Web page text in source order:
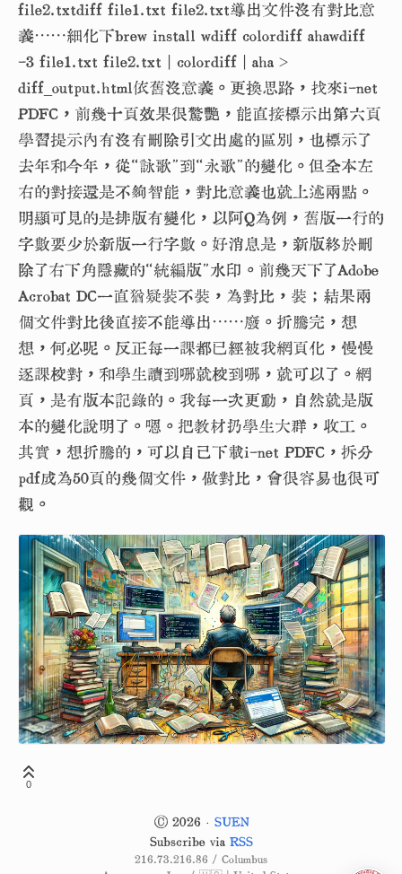
file2.txtdiff file1.txt file2.txt導出文件沒有對比意
義⋯⋯細化下brew install wdiff colordiff ahawdiff
-3 file1.txt file2.txt | colordiff | aha >
diff_output.html依舊沒意義。更換思路，找來i-net
PDFC，前幾十頁效果很驚艷，能直接標示出第六頁
學習提示內有沒有刪除引文出處的區別，也標示了
去年和今年，從“詠歌”到“永歌”的變化。但全本左
右的對接還是不夠智能，對比意義也就上述兩點。
明顯可見的是排版有變化，以阿Q為例，舊版一行的
字數要少於新版一行字數。好消息是，新版終於刪
除了右下角隱藏的“統編版”水印。前幾天下了Adobe
Acrobat DC一直猶疑裝不裝，為對比，裝；結果兩
個文件對比後直接不能導出⋯⋯廢。折騰完，想
想，何必呢。反正每一課都已經被我網頁化，慢慢
逐課校對，和學生讀到哪就校到哪，就可以了。網
頁，是有版本記錄的。我每一次更動，自然就是版
本的變化說明了。嗯。把教材扔學生大群，收工。
其實，想折騰的，可以自己下載i-net PDFC，拆分
pdf成為50頁的幾個文件，做對比，會很容易也很可
觀。
0
© 2026 · SUEN
Subscribe via RSS
216.73.216.86 / Columbus